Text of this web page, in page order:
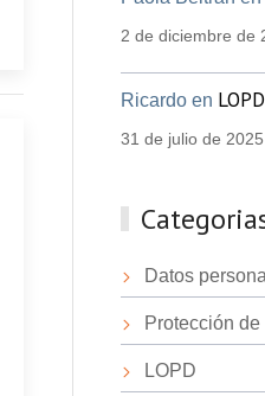
2 de diciembre de
Ricardo en
31 de julio de 2025
Datos
Protección de
LOPD